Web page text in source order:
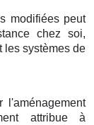
modifiées peut
chez soi,
les systèmes de
attribue à